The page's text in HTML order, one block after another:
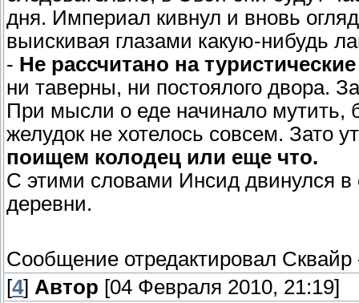
дня. Империал кивнул и вновь
выискивая глазами какую-нибудь
- Не рассчитано на
ни таверны, ни постоялого двора.
При мысли о еде начинало мутить,
желудок не хотелось совсем. Зато
поищем колодец или еще что.
С этими словами Инсид двинулся
деревни.
Сообщение отредактировал Сквайр
[4] Автор [04 Февраля 2010, 21:19]